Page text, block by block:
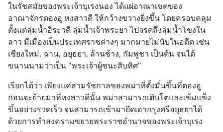
ในรัชสมัยของพระเจ้าบุเรงนอง ได้แผ่อาณาเขตของ
อาณาจักรตองอู หงสาวดี ให้กว้างขวางยิ่งขึ้น โดยครอบคลุม
ตั้งแต่ลุ่มน้ำอิระวดี ลุ่มน้ำเจ้าพระยา ไปจรดถึงลุ่มน้ำโขงใน
ลาว มีเมืองเป็นประเทศราชต่างๆ มากมายไม่นับในอดีต เช่น
เชียงใหม่, ฉาน, อยุธยา, ล้านช้าง, กัมพูชา เป็นต้น จนได้
ขนานนามว่าเป็น "พระเจ้าผู้ชนะสิบทิศ"
เรียกได้ว่า เพียงแค่สามรัชกาลของพม่าที่ตั้งมั่นขึ้นที่ตองอู
ก่อนจะย้ายมาที่หงสาวดีนั้น พม่าสามารถเติบโตและเข้มแข็ง
ขึ้นอย่างรวดเร็ว จนสามารถเข้ามายึดเอากรุงศรีอยุธยาได้
ด้วยการทำสงครามขยายพระราชอำนาจของพระเจ้าบุเรง